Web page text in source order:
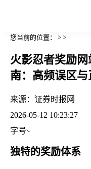
您当前的位置： > >
火影忍者奖励网
南：高频误区
来源： 证券时报网
2026-05-12 10:23:27
字号
独特的奖励体系